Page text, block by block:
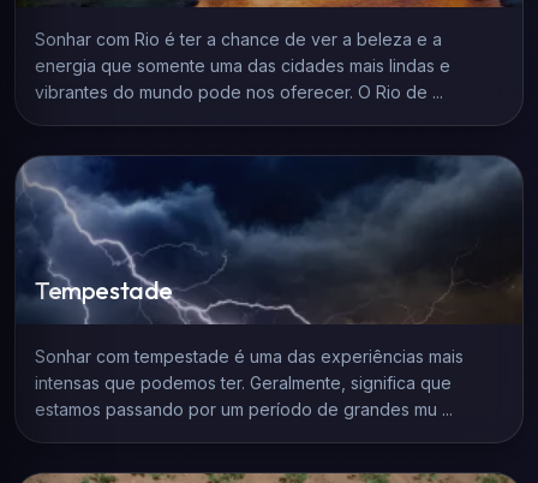
Sonhar com Rio é ter a chance de ver a beleza e a
energia que somente uma das cidades mais lindas e
vibrantes do mundo pode nos oferecer. O Rio de ...
Tempestade
Sonhar com tempestade é uma das experiências mais
intensas que podemos ter. Geralmente, significa que
estamos passando por um período de grandes mu ...